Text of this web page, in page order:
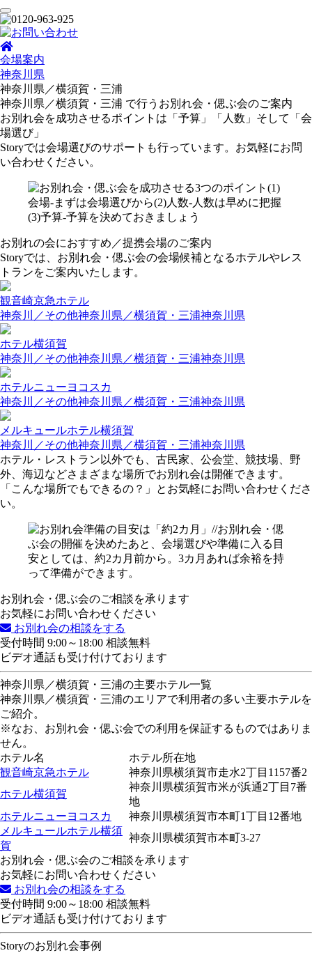
会場案内
神奈川県
神奈川県／横須賀・三浦
神奈川県／横須賀・三浦 で行う お別れ会・偲ぶ会のご案内
お別れ会を成功させるポイントは「予算」「人数」そして「会
場選び」
Storyでは会場選びのサポートも行っています。お気軽にお問
い合わせください。
お別れの会におすすめ／提携会場のご案内
Storyでは、お別れ会・偲ぶ会の会場候補となるホテルやレス
トランをご案内いたします。
観音崎京急ホテル
神奈川／その他神奈川県／横須賀・三浦神奈川県
ホテル横須賀
神奈川／その他神奈川県／横須賀・三浦神奈川県
ホテルニューヨコスカ
神奈川／その他神奈川県／横須賀・三浦神奈川県
メルキュールホテル横須賀
神奈川／その他神奈川県／横須賀・三浦神奈川県
ホテル・レストラン以外でも、古民家、公会堂、競技場、野
外、海辺などさまざまな場所でお別れ会は開催できます。
「こんな場所でもできるの？」とお気軽にお問い合わせくださ
い。
お別れ会・偲ぶ会のご相談を承ります
お気軽にお問い合わせください
お別れ会の相談をする
受付時間 9:00～18:00 相談無料
ビデオ通話も受け付けております
神奈川県／横須賀・三浦の主要ホテル一覧
神奈川県／横須賀・三浦のエリアで利用者の多い主要ホテルを
ご紹介。
※なお、お別れ会・偲ぶ会での利用を保証するものではありま
せん。
ホテル名
ホテル所在地
観音崎京急ホテル
神奈川県横須賀市走水2丁目1157番2
ホテル横須賀
神奈川県横須賀市米が浜通2丁目7番
地
ホテルニューヨコスカ
神奈川県横須賀市本町1丁目12番地
メルキュールホテル横須
賀
神奈川県横須賀市本町3-27
お別れ会・偲ぶ会のご相談を承ります
お気軽にお問い合わせください
お別れ会の相談をする
受付時間 9:00～18:00 相談無料
ビデオ通話も受け付けております
Storyのお別れ会事例